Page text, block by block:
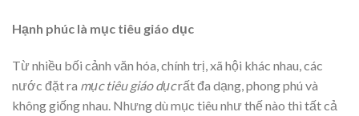
Hạnh phúc là mục tiêu giáo dục
Từ nhiều bối cảnh văn hóa, chính trị, xã hội khác nhau, các
nước đặt ra mục tiêu giáo dụcrất đa dạng, phong phú và
không giống nhau. Nhưng dù mục tiêu như thế nào thì tất cả